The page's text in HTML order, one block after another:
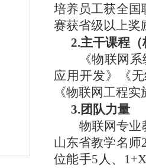
培养员工获全国
赛获省级以上奖
2.主干课程（
《物联网
应用开发》《
《物联网工程实
3.团队力量
物联网专业
山东省教学名师
位能手5人、